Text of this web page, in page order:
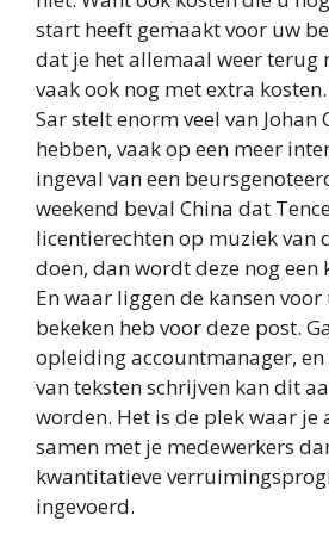
start heeft gemaakt voor uw
dat je het allemaal weer terug
vaak ook nog met extra
Sar stelt enorm veel van
hebben, vaak op een meer
ingeval van een
weekend beval China dat
licentierechten op muziek van
doen, dan wordt deze nog een
En waar liggen de kansen
bekeken heb voor deze post.
opleiding accountmanager,
van teksten schrijven kan dit
worden. Het is de plek waar je
samen met je medewerkers
kwantitatieve
ingevoerd.